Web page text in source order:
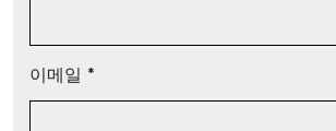
이메일 *